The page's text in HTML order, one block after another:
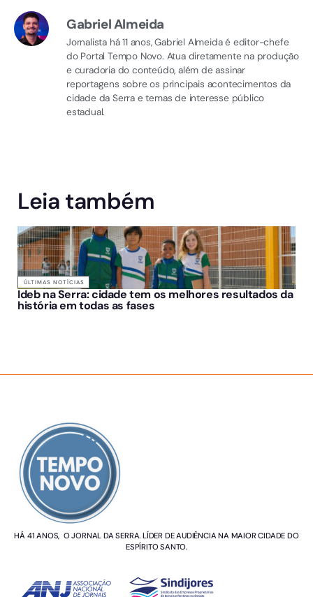
Gabriel Almeida
Jornalista há 11 anos, Gabriel Almeida é editor-chefe
do Portal Tempo Novo. Atua diretamente na produção
e curadoria do conteúdo, além de assinar
reportagens sobre os principais acontecimentos da
cidade da Serra e temas de interesse público
estadual.
Leia também
ÚLTIMAS NOTÍCIAS
Ideb na Serra: cidade tem os melhores resultados da
história em todas as fases
HÁ 41 ANOS, O JORNAL DA SERRA. LÍDER DE AUDIÊNCIA NA MAIOR CIDADE DO
ESPÍRITO SANTO.